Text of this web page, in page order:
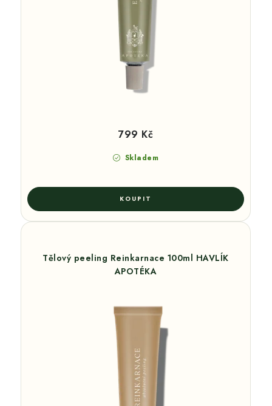
Skladem
799 Kč
Tělový peeling Reinkarnace 100ml HAVLÍK
APOTÉKA